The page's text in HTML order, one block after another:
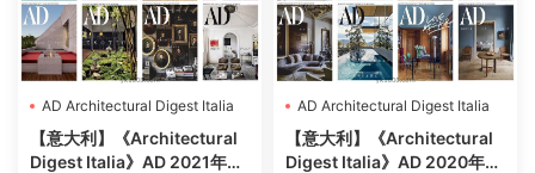
AD Architectural Digest Italia
【意大利】《Architectural
Digest Italia》AD 2021年合
AD Architectural Digest Italia
【意大利】《Architectural
Digest Italia》AD 2020年合